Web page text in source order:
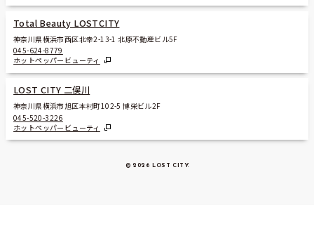
Total Beauty LOSTCITY
神奈川県横浜市西区北幸2-13-1 北原不動産ビル5F
045-624-8779
ホットペッパービューティ
LOST CITY 二俣川
神奈川県横浜市旭区本村町102-5 博栄ビル2F
045-520-3226
ホットペッパービューティ
© 2026 LOST CITY.